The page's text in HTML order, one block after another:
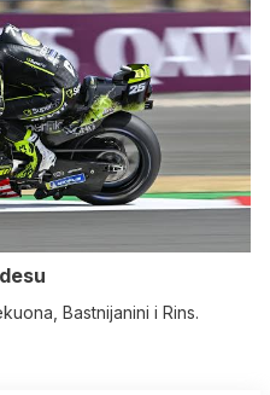
Bastnijanini i Rins.